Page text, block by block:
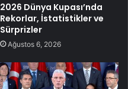
2026 Dünya Kupası’nda
Rekorlar, İstatistikler ve
Sürprizler
Ağustos 6, 2026